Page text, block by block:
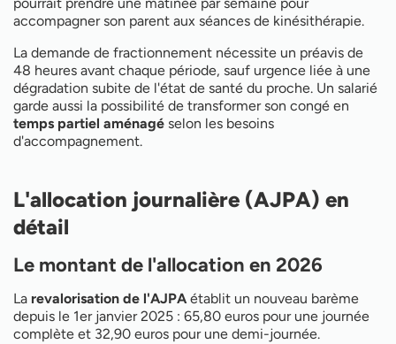
accompagner son parent aux séances de kinésithérapie.
La demande de fractionnement nécessite un préavis de
48 heures avant chaque période, sauf urgence liée à une
dégradation subite de l'état de santé du proche. Un salarié
garde aussi la possibilité de transformer son congé en
temps partiel aménagé selon les besoins
d'accompagnement.
L'allocation journalière (AJPA) en
détail
Le montant de l'allocation en 2026
La revalorisation de l'AJPA établit un nouveau barème
depuis le 1er janvier 2025 : 65,80 euros pour une journée
complète et 32,90 euros pour une demi-journée.